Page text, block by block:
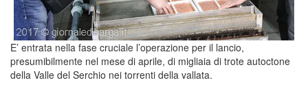
E’ entrata nella fase cruciale l’operazione per il lancio,
presumibilmente nel mese di aprile, di migliaia di trote autoctone
della Valle del Serchio nei torrenti della vallata.